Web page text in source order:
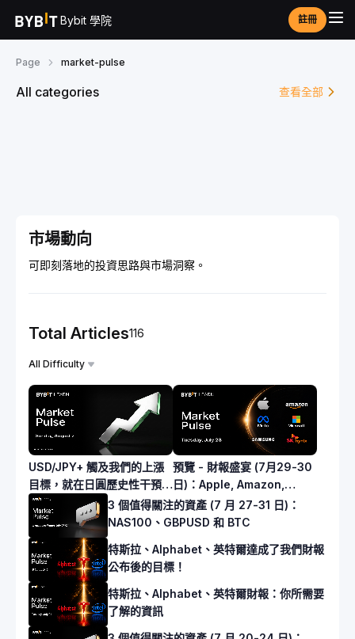
Bybit 學院 註冊
Page market-pulse
All categories 查看全部
市場動向
可即刻落地的投資思路與市場洞察。
Total Articles116
All Difficulty
USD/JPY+ 觸及我們的上漲
目標，就在日圓歷史性干預之
前！
預覽 - 財報盛宴 (7月29-30
日)：Apple, Amazon,
Meta, Microsoft,
Samsung, SK Hynix
3 個值得關注的資產 (7 月 27-31 日)：
NAS100、GBPUSD 和 BTC
特斯拉、Alphabet、英特爾達成了我們財報
公布後的目標！
特斯拉、Alphabet、英特爾財報：你所需要
了解的資訊